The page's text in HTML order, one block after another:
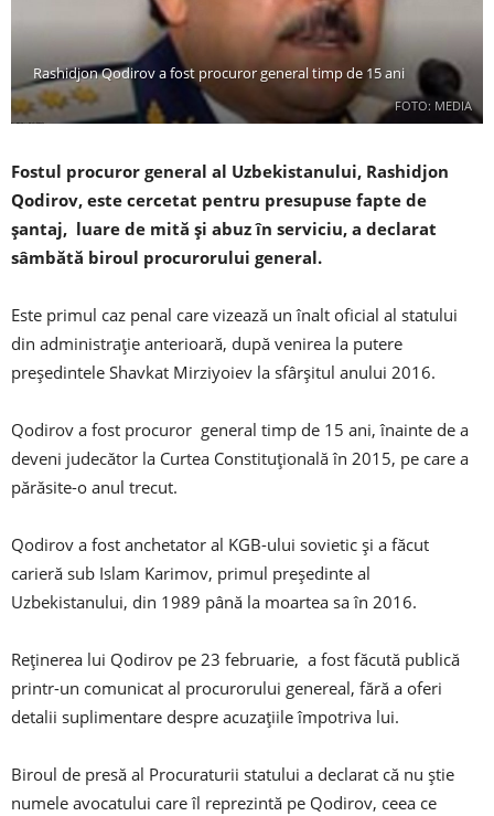
FOTO: MEDIA
Rashidjon Qodirov a fost procuror general timp de 15 ani
Fostul procuror general al Uzbekistanului, Rashidjon
Qodirov, este cercetat pentru presupuse fapte de
șantaj, luare de mită și abuz în serviciu, a declarat
sâmbătă biroul procurorului general.
Este primul caz penal care vizează un înalt oficial al statului
din administrație anterioară, după venirea la putere
președintele Shavkat Mirziyoiev la sfârșitul anului 2016.
Qodirov a fost procuror general timp de 15 ani, înainte de a
deveni judecător la Curtea Constituțională în 2015, pe care a
părăsite-o anul trecut.
Qodirov a fost anchetator al KGB-ului sovietic și a făcut
carieră sub Islam Karimov, primul președinte al
Uzbekistanului, din 1989 până la moartea sa în 2016.
Reținerea lui Qodirov pe 23 februarie, a fost făcută publică
printr-un comunicat al procurorului genereal, fără a oferi
detalii suplimentare despre acuzațiile împotriva lui.
Biroul de presă al Procuraturii statului a declarat că nu știe
numele avocatului care îl reprezintă pe Qodirov, ceea ce